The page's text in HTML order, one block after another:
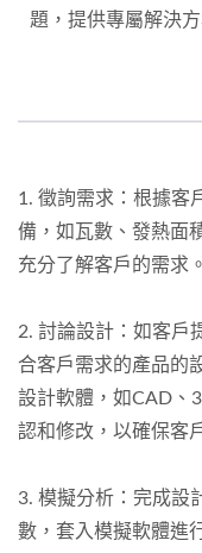
題，提供專屬解決
1. 徵詢需求：根據客
備，如瓦數、發熱面
充分了解客戶的需求。
2. 討論設計：如客戶
合客戶需求的產品的
設計軟體，如CAD、
認和修改，以確保客
3. 模擬分析：完成設
數，套入模擬軟體進